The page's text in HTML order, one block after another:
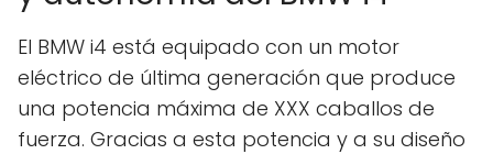
El BMW i4 está equipado con un motor
eléctrico de última generación que produce
una potencia máxima de XXX caballos de
fuerza. Gracias a esta potencia y a su diseño